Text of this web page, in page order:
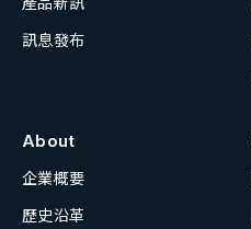
訊息發布
About
企業概要
歷史沿革